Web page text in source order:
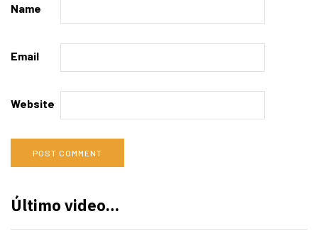
Name
Email
Website
Último video…